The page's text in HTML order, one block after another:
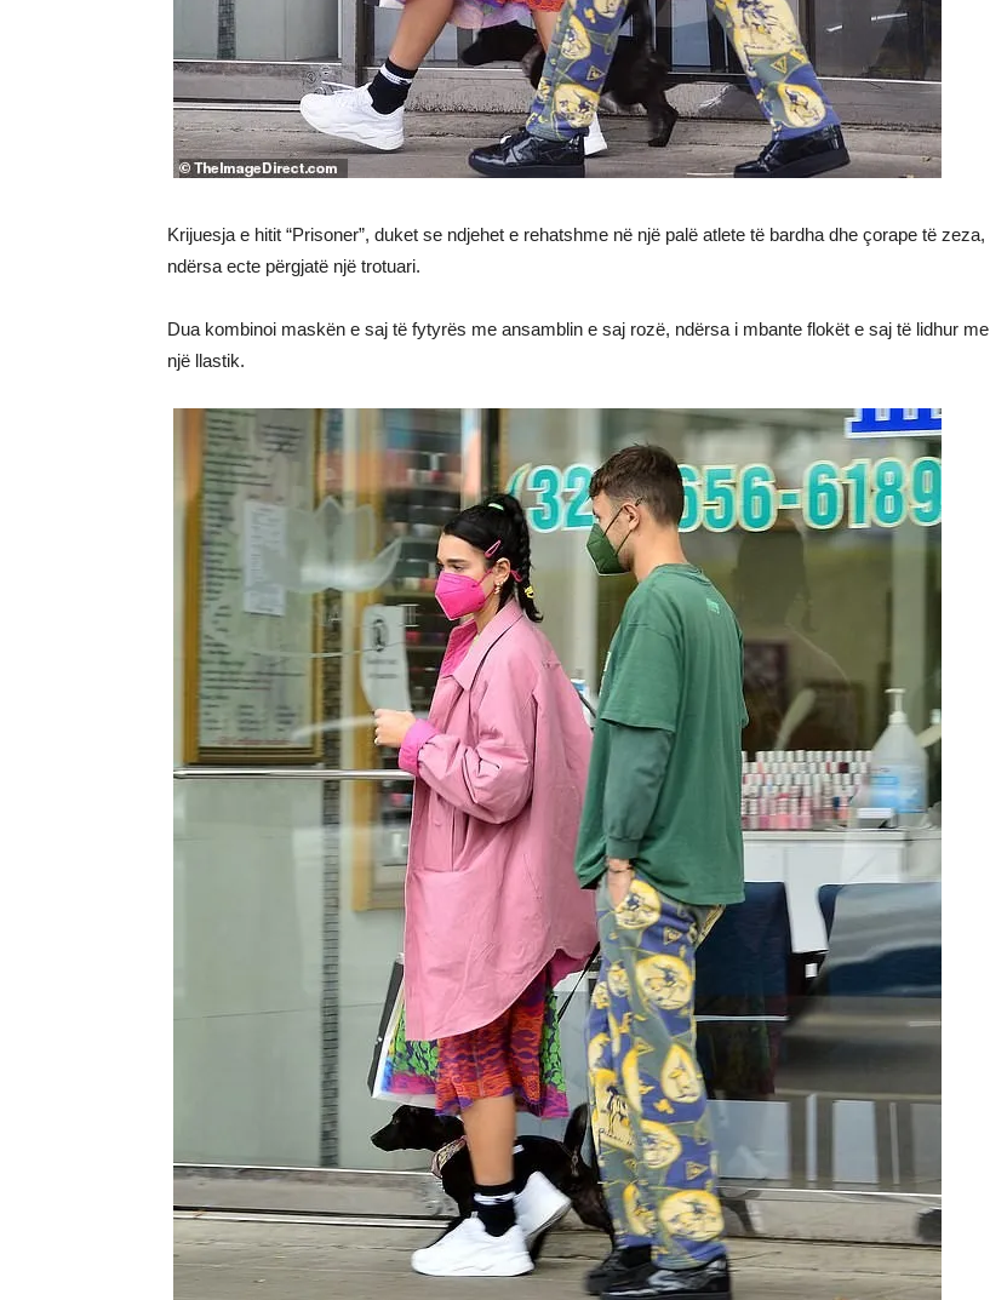
Krijuesja e hitit “Prisoner”, duket se ndjehet e rehatshme në një palë atlete të bardha dhe çorape të zeza,
ndërsa ecte përgjatë një trotuari.
Dua kombinoi maskën e saj të fytyrës me ansamblin e saj rozë, ndërsa i mbante flokët e saj të lidhur me
një llastik.